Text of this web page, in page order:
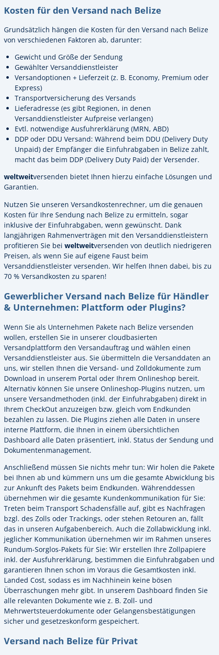
Kosten für den Versand nach Belize
Grundsätzlich hängen die Kosten für den Versand nach Belize
von verschiedenen Faktoren ab, darunter:
Gewicht und Größe der Sendung
Gewählter Versanddienstleister
Versandoptionen + Lieferzeit (z. B. Economy, Premium oder
Express)
Transportversicherung des Versands
Lieferadresse (es gibt Regionen, in denen
Versanddienstleister Aufpreise verlangen)
Evtl. notwendige Ausfuhrerklärung (MRN, ABD)
DDP oder DDU Versand: Während beim DDU (Delivery Duty
Unpaid) der Empfänger die Einfuhrabgaben in Belize zahlt,
macht das beim DDP (Delivery Duty Paid) der Versender.
weltweitversenden bietet Ihnen hierzu einfache Lösungen und
Garantien.
Nutzen Sie unseren Versandkostenrechner, um die genauen
Kosten für Ihre Sendung nach Belize zu ermitteln, sogar
inklusive der Einfuhrabgaben, wenn gewünscht. Dank
langjährigen Rahmenverträgen mit den Versanddienstleistern
profitieren Sie bei weltweitversenden von deutlich niedrigeren
Preisen, als wenn Sie auf eigene Faust beim
Versanddienstleister versenden. Wir helfen Ihnen dabei, bis zu
70 % Versandkosten zu sparen!
Gewerblicher Versand nach Belize für Händler
& Unternehmen: Plattform oder Plugins?
Wenn Sie als Unternehmen Pakete nach Belize versenden
wollen, erstellen Sie in unserer cloudbasierten
Versandplattform den Versandauftrag und wählen einen
Versanddienstleister aus. Sie übermitteln die Versanddaten an
uns, wir stellen Ihnen die Versand- und Zolldokumente zum
Download in unserem Portal oder Ihrem Onlineshop bereit.
Alternativ können Sie unsere Onlineshop-Plugins nutzen, um
unsere Versandmethoden (inkl. der Einfuhrabgaben) direkt in
Ihrem CheckOut anzuzeigen bzw. gleich vom Endkunden
bezahlen zu lassen. Die Plugins ziehen alle Daten in unsere
interne Plattform, die Ihnen in einem übersichtlichen
Dashboard alle Daten präsentiert, inkl. Status der Sendung und
Dokumentenmanagement.
Anschließend müssen Sie nichts mehr tun: Wir holen die Pakete
bei Ihnen ab und kümmern uns um die gesamte Abwicklung bis
zur Ankunft des Pakets beim Endkunden. Währenddessen
übernehmen wir die gesamte Kundenkommunikation für Sie:
Treten beim Transport Schadensfälle auf, gibt es Nachfragen
bzgl. des Zolls oder Trackings, oder stehen Retouren an, fällt
das in unseren Aufgabenbereich. Auch die Zollabwicklung inkl.
jeglicher Kommunikation übernehmen wir im Rahmen unseres
Rundum-Sorglos-Pakets für Sie: Wir erstellen Ihre Zollpapiere
inkl. der Ausfuhrerklärung, bestimmen die Einfuhrabgaben und
garantieren Ihnen schon im Voraus die Gesamtkosten inkl.
Landed Cost, sodass es im Nachhinein keine bösen
Überraschungen mehr gibt. In unserem Dashboard finden Sie
alle relevanten Dokumente wie z. B. Zoll- und
Mehrwertsteuerdokumente oder Gelangensbestätigungen
sicher und gesetzeskonform gespeichert.
Versand nach Belize für Privat